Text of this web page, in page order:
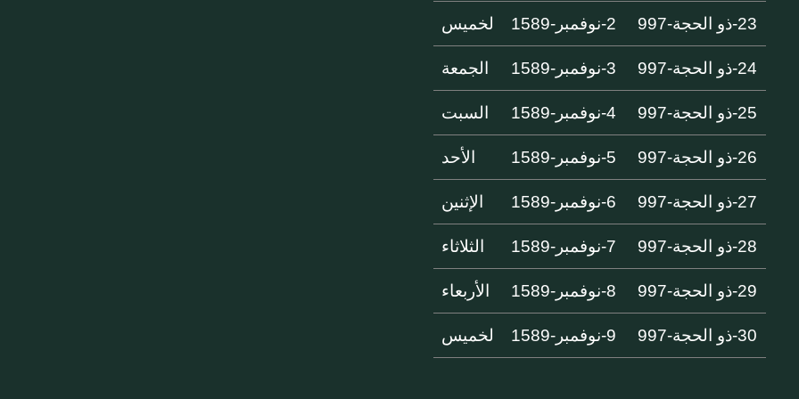
23-ذو الحجة-997 2-نوفمبر-1589 لخميس
24-ذو الحجة-997 3-نوفمبر-1589 الجمعة
25-ذو الحجة-997 4-نوفمبر-1589 السبت
26-ذو الحجة-997 5-نوفمبر-1589 الأحد
27-ذو الحجة-997 6-نوفمبر-1589 الإثنين
28-ذو الحجة-997 7-نوفمبر-1589 الثلاثاء
29-ذو الحجة-997 8-نوفمبر-1589 الأربعاء
30-ذو الحجة-997 9-نوفمبر-1589 لخميس